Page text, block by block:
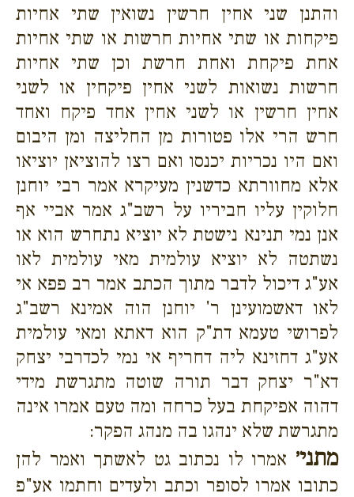
והתנן שני אחין חרשין נשואין שתי אחיות
פיקחות או שתי אחיות חרשות או שתי אחיות
אחת פיקחת ואחת חרשת וכן שתי אחיות
חרשות נשואות לשני אחין פיקחין או לשני
אחין חרשין או לשני אחין אחד פיקח ואחד
חרש הרי אלו פטורות מן החליצה ומן היבום
ואם היו נכריות יכנסו ואם רצו להוציאן יוציאו
אלא מחוורתא כדשנין מעיקרא אמר רבי יוחנן
חלוקין עליו חביריו על רשב"ג אמר אביי אף
אנן נמי תנינא נישטת לא יוציא נתחרש הוא או
נשתטה לא יוציא עולמית מאי עולמית לאו
אע"ג דיכול לדבר מתוך הכתב אמר רב פפא אי
לאו דאשמועינן ר' יוחנן הוה אמינא רשב"ג
לפרושי טעמא דת"ק הוא דאתא ומאי עולמית
אע"ג דחזינא ליה דחריף אי נמי לכדרבי יצחק
דא"ר יצחק דבר תורה שוטה מתגרשת מידי
דהוה אפיקחת בעל כרחה ומה טעם אמרו אינה
מתגרשת שלא ינהגו בה מנהג הפקר:
מתני׳ אמרו לו נכתוב גט לאשתך ואמר להן
כתובו אמרו לסופר וכתב ולעדים וחתמו אע"פ